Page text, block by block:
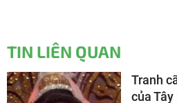
TIN LIÊN QUAN
Tranh
của Tây